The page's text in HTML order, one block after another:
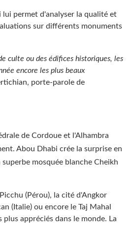
permet d'analyser la qualité et
sur différents monuments
culte ou des édifices historiques, les
encore les plus beaux
porte-parole de
de Cordoue et l'Alhambra
Abou Dhabi crée la surprise en
mosquée blanche Cheikh
(Pérou), la cité d'Angkor
(Italie) ou encore le Taj Mahal
appréciés dans le monde. La